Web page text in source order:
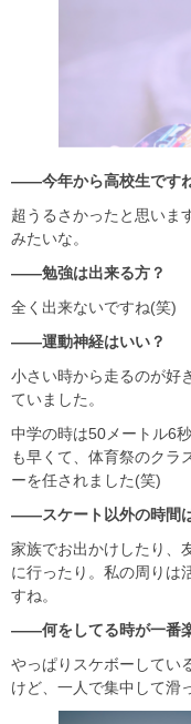
――今年から高校生です
超うるさかったと思いま
みたいな。
――勉強は出来る方？
全く出来ないですね(笑)
――運動神経はいい？
小さい時から走るのが好
ていました。
中学の時は50メートル6
も早くて、体育祭のクラ
ーを任されました(笑)
――スケート以外の時間
家族でお出かけしたり、
に行ったり。私の周りは
すね。
――何をしてる時が一番
やっぱりスケボーしてい
けど、一人で集中して滑